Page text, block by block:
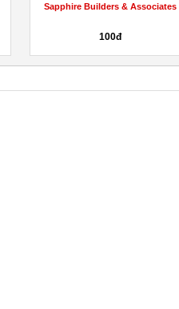
Sapphire Builders & Associates
100đ